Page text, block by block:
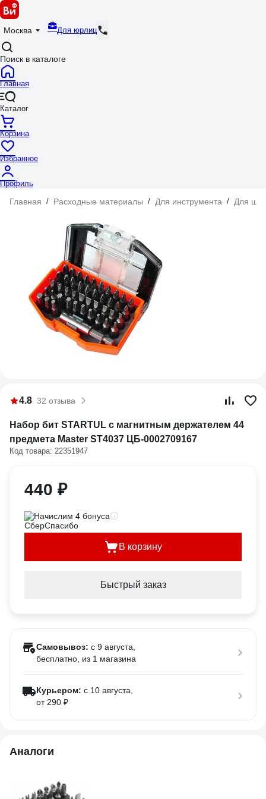
Москва Для юрлиц
Поиск в каталоге
Главная
Каталог
Корзина
Избранное
Профиль
Главная / Расходные материалы / Для инструмента / Для
4.8 32 отзыва
Набор бит STARTUL с магнитным держателем 44
предмета Master ST4037 ЦБ-0002709167
Код товара: 22351947
440 ₽
Начислим 4 бонуса
В корзину
Быстрый заказ
Самовывоз: c 9 августа,
бесплатно , из 1 магазина
Курьером: c 10 августа,
от 290 ₽
Аналоги